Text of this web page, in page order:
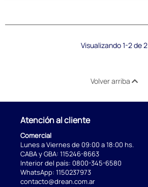
Visualizando 1-2 de 2
Volver arriba
Atención al cliente
Comercial
Lunes a Viernes de 09:00 a 18:00 hs.
CABA y GBA: 115246-8663
Interior del país: 0800-345-6580
WhatsApp: 1150237973
contacto@drean.com.ar